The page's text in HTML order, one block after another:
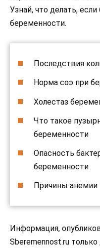
Узнай, что делать,
беременности.
Последствия
Норма соэ при
Холестаз
Что такое
беременности
Опасность
беременности
Причины анемии
Информация,
Sberemennost.ru